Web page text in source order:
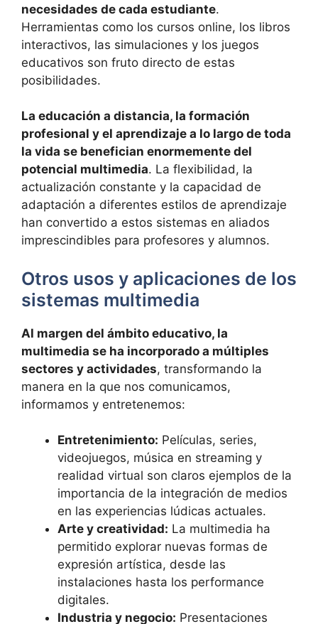
necesidades de cada estudiante.
Herramientas como los cursos online, los libros
interactivos, las simulaciones y los juegos
educativos son fruto directo de estas
posibilidades.
La educación a distancia, la formación
profesional y el aprendizaje a lo largo de toda
la vida se benefician enormemente del
potencial multimedia. La flexibilidad, la
actualización constante y la capacidad de
adaptación a diferentes estilos de aprendizaje
han convertido a estos sistemas en aliados
imprescindibles para profesores y alumnos.
Otros usos y aplicaciones de los
sistemas multimedia
Al margen del ámbito educativo, la
multimedia se ha incorporado a múltiples
sectores y actividades, transformando la
manera en la que nos comunicamos,
informamos y entretenemos:
Entretenimiento: Películas, series,
videojuegos, música en streaming y
realidad virtual son claros ejemplos de la
importancia de la integración de medios
en las experiencias lúdicas actuales.
Arte y creatividad: La multimedia ha
permitido explorar nuevas formas de
expresión artística, desde las
instalaciones hasta los performance
digitales.
Industria y negocio: Presentaciones